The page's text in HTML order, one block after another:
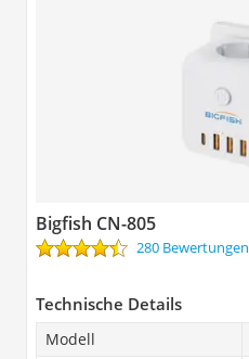
Bigfish CN-805
280 Bewertungen
Technische Details
Modell